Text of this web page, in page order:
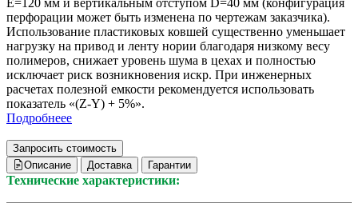
перфорации может быть изменена по чертежам заказчика).
Использование пластиковых ковшей существенно уменьшает
нагрузку на привод и ленту нории благодаря низкому весу
полимеров, снижает уровень шума в цехах и полностью
исключает риск возникновения искр. При инженерных
расчетах полезной емкости рекомендуется использовать
показатель «(Z-Y) + 5%».
Подробнеее
Запросить стоимость
Описание
Доставка Гарантии
Технические характеристики: